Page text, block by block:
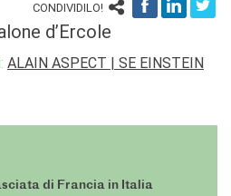
diplomi
DAL VIVO E
artistiche
CONDIVIDILO!
d’Ercole
ALAIN ASPECT | SE EINSTEIN
di Francia in Italia